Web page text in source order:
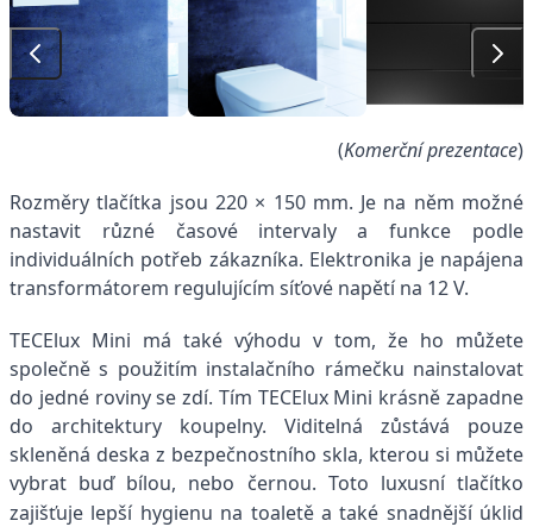
(Komerční prezentace)
Rozměry tlačítka jsou 220 × 150 mm. Je na něm možné
nastavit různé časové intervaly a funkce podle
individuálních potřeb zákazníka. Elektronika je napájena
transformátorem regulujícím síťové napětí na 12 V.
TECElux Mini má také výhodu v tom, že ho můžete
společně s použitím instalačního rámečku nainstalovat
do jedné roviny se zdí. Tím TECElux Mini krásně zapadne
do architektury koupelny. Viditelná zůstává pouze
skleněná deska z bezpečnostního skla, kterou si můžete
vybrat buď bílou, nebo černou. Toto luxusní tlačítko
zajišťuje lepší hygienu na toaletě a také snadnější úklid